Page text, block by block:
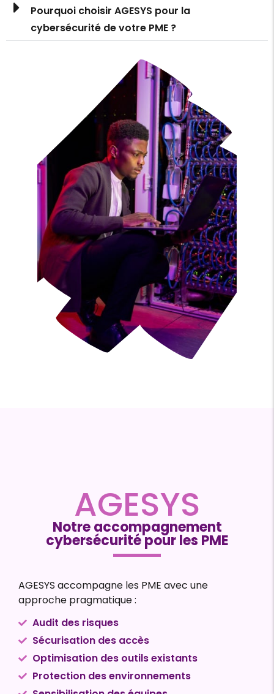
Pourquoi choisir AGESYS pour la
cybersécurité de votre PME ?
AGESYS
Notre accompagnement
cybersécurité pour les PME
AGESYS accompagne les PME avec une
approche pragmatique :
Audit des risques
Sécurisation des accès
Optimisation des outils existants
Protection des environnements